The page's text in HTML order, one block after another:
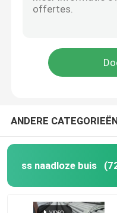
SS 304 Pijp
de plaat van het
ANDERE
ss naadloze buis